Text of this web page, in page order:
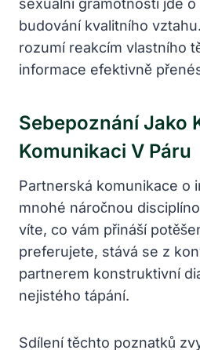
budování kvalitního
rozumí reakcím vlastního
informace efektivně
Sebepoznání Jako
Komunikaci V Páru
Partnerská komunikace o
mnohé náročnou
víte, co vám přináší
preferujete, stává se z
partnerem konstruktivní
nejistého tápání.
Sdílení těchto poznatků